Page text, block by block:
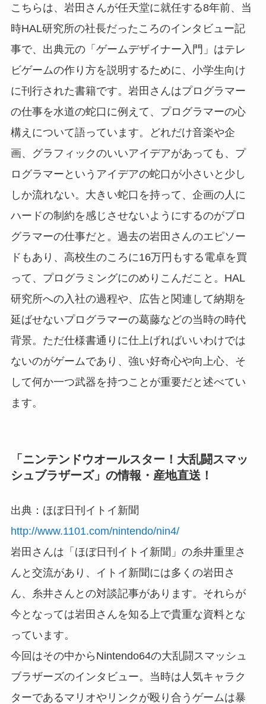
こちらは、岩田さんが任天堂に就任する8年前、当
時HAL研究所の社長だったころのインタビュー記
事で、出典元の「ゲームデザイナー入門」はテレ
ビゲームの作り方を説明するために、小学生向け
に刊行された書籍です。岩田さんはプログラマー
の仕事を水道の蛇口に例えて、プログラマーの心
構えについて語っています。どれだけ音楽や企
画、グラフィックのいいアイデアがあっても、プ
ログラマーというアイデアの蛇口が小さいと少し
しか流れない。大きい蛇口を持って、企画の人に
ハードの制約を感じさせないようにするのがプロ
グラマーの仕事だと。過去の岩田さんのエピソー
ドもあり、高校生のころに16万円もする電卓を買
って、プログラミングにのめりこんだこと。HAL
研究所への入社の過程や、広告と関連して納期を
延ばせないプログラマーの葛藤などの当時の時代
背景。ただ仕様書通りに仕上げればいいわけでは
ないのがゲームであり、強い好奇心や向上心、そ
して何か一つ武器を持つことが重要だと述べてい
ます。
「ニンテンドウオールスター！大乱闘スマッ
シュブラザーズ」の情報・産地直送！
出典：ほぼ日刊イトイ新聞
http://www.1101.com/nintendo/nin4/
岩田さんは「ほぼ日刊イトイ新聞」の糸井重里さ
んと交流があり、イトイ新聞には多くの岩田さ
ん、糸井さんとの対談記事があります。それらが
今となっては岩田さんを知る上で貴重な資料とな
っています。
今回はその中からNintendo64の大乱闘スマッシュ
ブラザーズのインタビュー。当時は人気キャラク
ターであるマリオやリンクが殴り合うゲームは暴